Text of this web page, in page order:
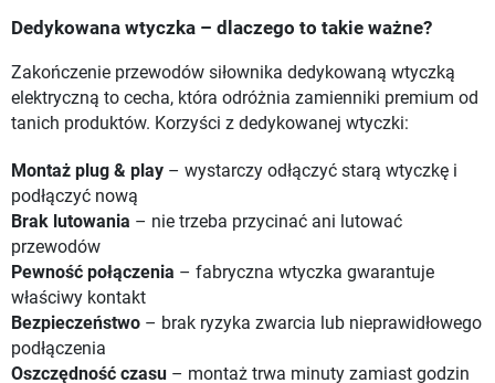
Dedykowana wtyczka – dlaczego to takie ważne?
Zakończenie przewodów siłownika dedykowaną wtyczką
elektryczną to cecha, która odróżnia zamienniki premium od
tanich produktów. Korzyści z dedykowanej wtyczki:
Montaż plug & play – wystarczy odłączyć starą wtyczkę i
podłączyć nową
Brak lutowania – nie trzeba przycinać ani lutować
przewodów
Pewność połączenia – fabryczna wtyczka gwarantuje
właściwy kontakt
Bezpieczeństwo – brak ryzyka zwarcia lub nieprawidłowego
podłączenia
Oszczędność czasu – montaż trwa minuty zamiast godzin